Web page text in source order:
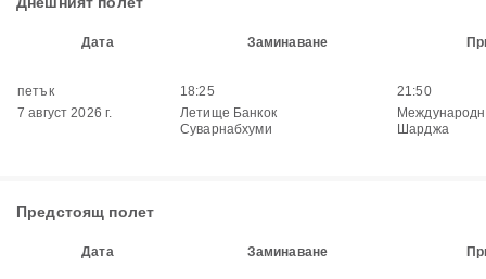
Дата Заминаване
петък
7 август 2026 г.
18:25
Летище Банкок
Суварнабхуми
21:50
Шарджа
Предстоящ полет
Дата Заминаване